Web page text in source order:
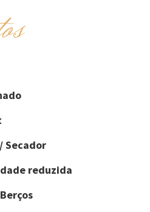
Secador
reduzida